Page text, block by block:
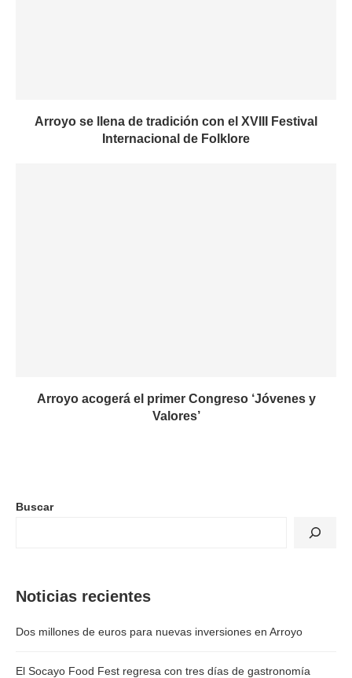
Arroyo se llena de tradición con el XVIII Festival
Internacional de Folklore
Arroyo acogerá el primer Congreso ‘Jóvenes y
Valores’
Buscar
Noticias recientes
Dos millones de euros para nuevas inversiones en Arroyo
El Socayo Food Fest regresa con tres días de gastronomía